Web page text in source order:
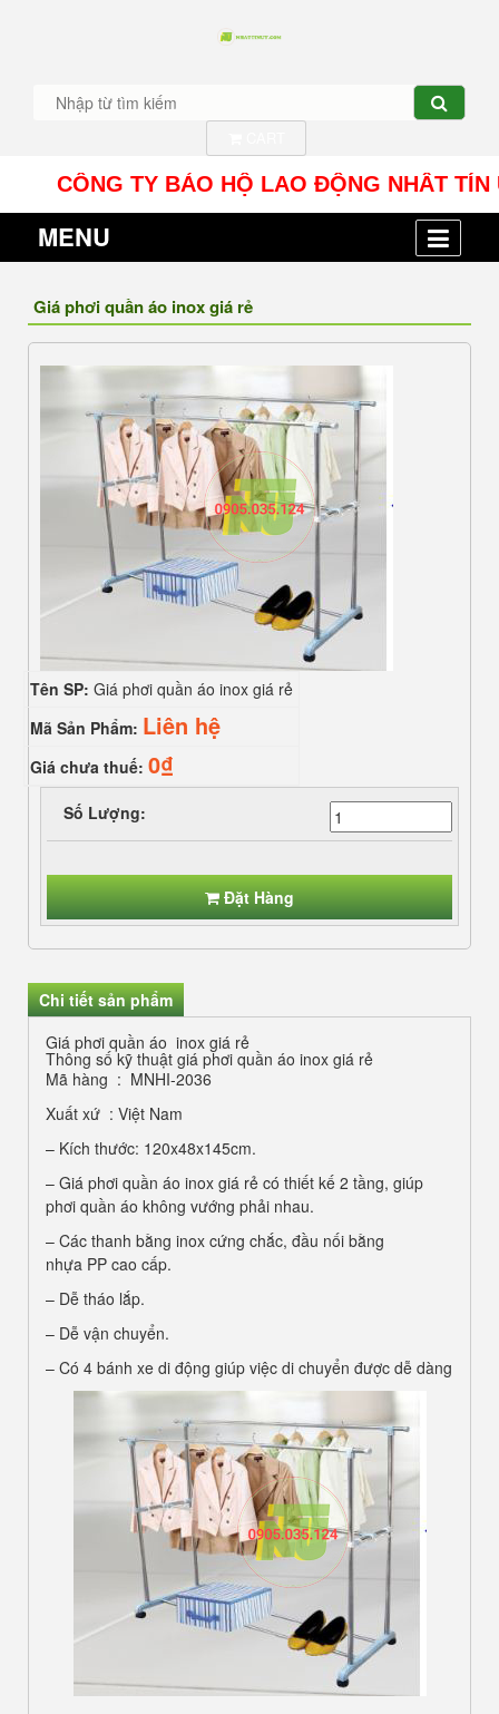
CÔNG TY BẢO HỘ LAO ĐỘNG NHÂT TÍN
MENU
Giá phơi quần áo inox giá rẻ
Tên SP: Giá phơi quần áo inox giá rẻ
Mã Sản Phẩm: Liên hệ
Giá chưa thuế: 0₫
Số Lượng:
Đặt Hàng
Chi tiết sản phẩm
Giá phơi quần áo inox giá rẻ
Thông số kỹ thuật giá phơi quần áo inox giá rẻ
Mã hàng : MNHI-2036
Xuất xứ : Việt Nam
– Kích thước: 120x48x145cm.
– Giá phơi quần áo inox giá rẻ có thiết kế 2 tầng, giúp
phơi quần áo không vướng phải nhau.
– Các thanh bằng inox cứng chắc, đầu nối bằng
nhựa PP cao cấp.
– Dễ tháo lắp.
– Dễ vận chuyển.
– Có 4 bánh xe di động giúp việc di chuyển được dễ dàng